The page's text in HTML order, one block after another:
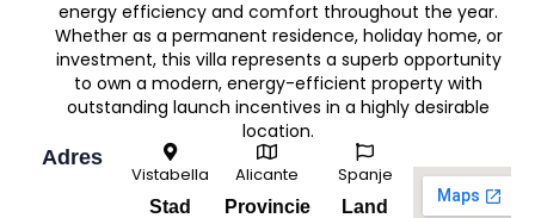
energy efficiency and comfort throughout the year.
Whether as a permanent residence, holiday home, or
investment, this villa represents a superb opportunity
to own a modern, energy-efficient property with
outstanding launch incentives in a highly desirable
location.
Adres
Vistabella
Stad
Alicante
Provincie
Spanje
Land